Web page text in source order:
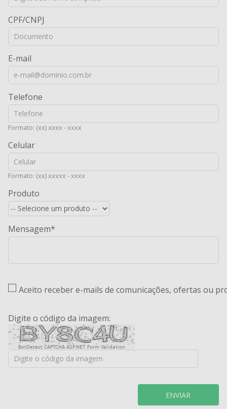
CPF/CNPJ
E-mail
Telefone
Formato: (xx) xxxx - xxxx
Celular
Formato: (xx) xxxxx - xxxx
Produto
Mensagem
Aceito receber e-mails de comunicações, ofertas ou
Digite o código da imagem:
BotDetect CAPTCHA ASP.NET Form Validation
ENVIAR